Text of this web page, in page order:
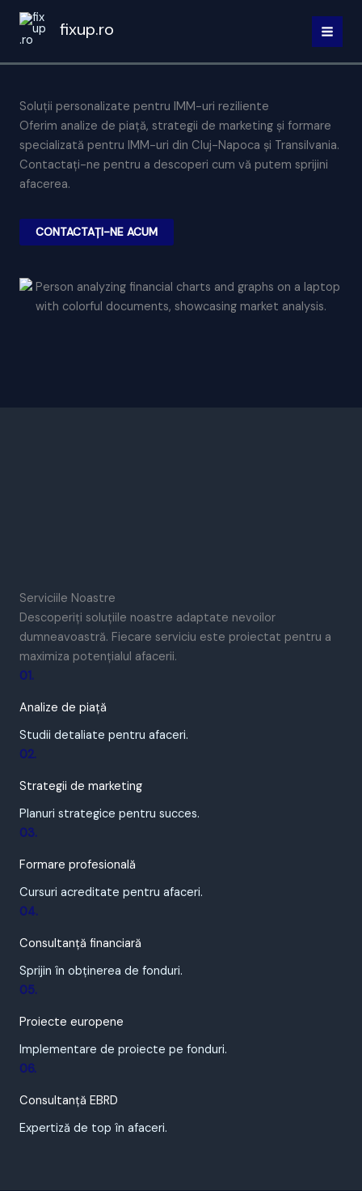
Skip
content
fixup.ro
Soluții personalizate pentru IMM-uri reziliente
Oferim analize de piață, strategii de marketing și formare
specializată pentru IMM-uri din Cluj-Napoca și Transilvania.
Contactați-ne pentru a descoperi cum vă putem sprijini
afacerea.
CONTACTAȚI-NE ACUM
Serviciile Noastre
Descoperiți soluțiile noastre adaptate nevoilor
dumneavoastră. Fiecare serviciu este proiectat pentru a
maximiza potențialul afacerii.
01.
Analize de piață
Studii detaliate pentru afaceri.
02.
Strategii de marketing
Planuri strategice pentru succes.
03.
Formare profesională
Cursuri acreditate pentru afaceri.
04.
Consultanță financiară
Sprijin în obținerea de fonduri.
05.
Proiecte europene
Implementare de proiecte pe fonduri.
06.
Consultanță EBRD
Expertiză de top în afaceri.